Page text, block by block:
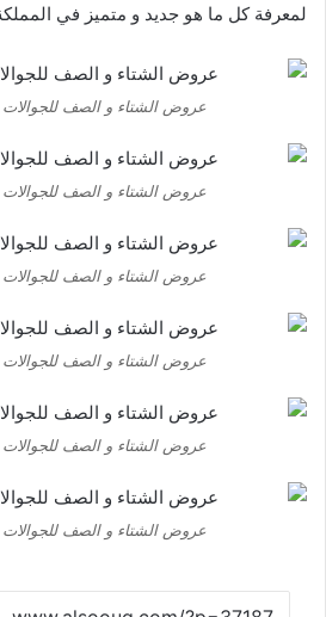
لمعرفة كل ما هو جديد و متميز في
عروض الشتاء و الصف للجوالات
عروض الشتاء و الصف للجوالات
عروض الشتاء و الصف للجوالات
عروض الشتاء و الصف للجوالات
عروض الشتاء و الصف للجوالات
عروض الشتاء و الصف للجوالات